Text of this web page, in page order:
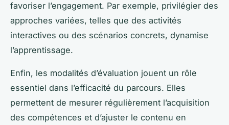
favoriser l’engagement. Par exemple, privilégier des
approches variées, telles que des activités
interactives ou des scénarios concrets, dynamise
l’apprentissage.
Enfin, les modalités d’évaluation jouent un rôle
essentiel dans l’efficacité du parcours. Elles
permettent de mesurer régulièrement l’acquisition
des compétences et d’ajuster le contenu en